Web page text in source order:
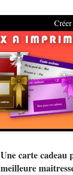
Créer
Une carte cadeau
meilleure